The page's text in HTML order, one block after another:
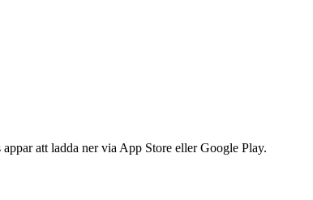
att ladda ner via App Store eller Google Play.